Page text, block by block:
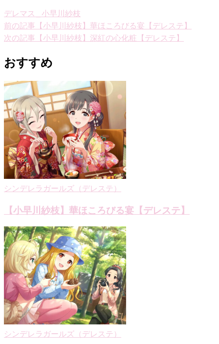
デレマス_小早川紗枝
投
稿
ナ
ビ
ゲ
ー
シ
ョ
ン
前の記事 【小早川紗枝】華ほころびる宴【デレステ】
次の記事 【小早川紗枝】深紅の心化粧【デレステ】
おすすめ
シンデレラガールズ（デレステ）
【小早川紗枝】華ほころびる宴【デレステ】
シンデレラガールズ（デレステ）